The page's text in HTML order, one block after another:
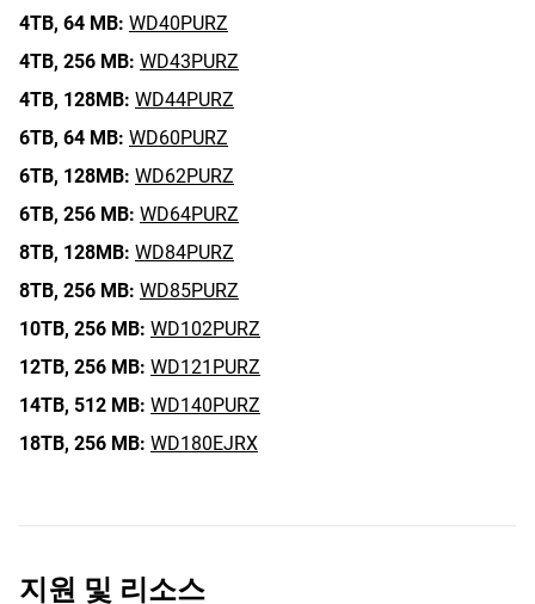
4TB, 64 MB: WD40PURZ
4TB, 256 MB: WD43PURZ
4TB, 128MB: WD44PURZ
6TB, 64 MB: WD60PURZ
6TB, 128MB: WD62PURZ
6TB, 256 MB: WD64PURZ
8TB, 128MB: WD84PURZ
8TB, 256 MB: WD85PURZ
10TB, 256 MB: WD102PURZ
12TB, 256 MB: WD121PURZ
14TB, 512 MB: WD140PURZ
18TB, 256 MB: WD180EJRX
지원 및 리소스